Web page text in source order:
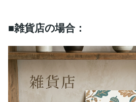
■雑貨店の場合：